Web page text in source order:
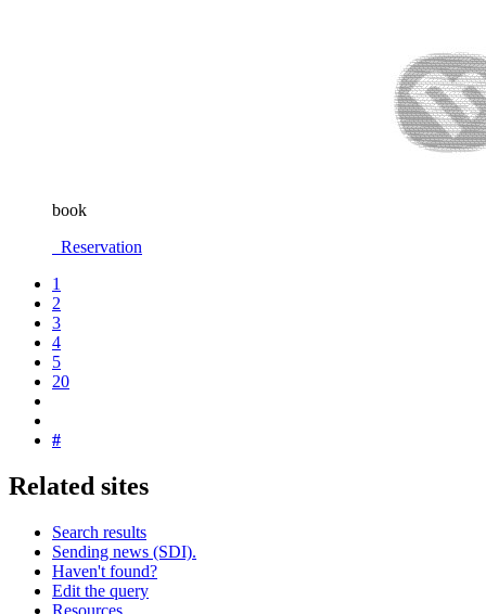
book
Reservation
1
2
3
4
5
20
#
Related sites
Search results
Sending news (SDI).
Haven't found?
Edit the query
Resources